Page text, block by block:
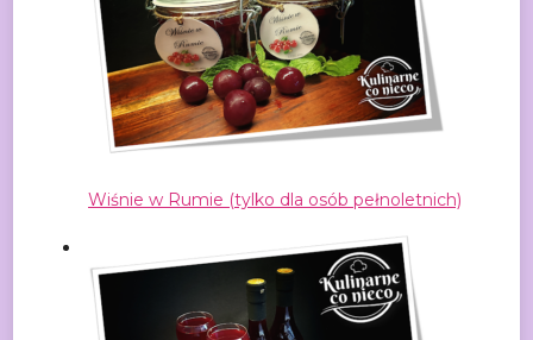
Wiśnie w Rumie (tylko dla osób pełnoletnich)